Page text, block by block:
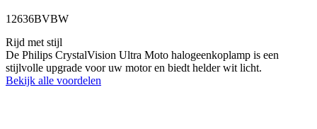
12636BVBW
Rijd met stijl
De Philips CrystalVision Ultra Moto halogeenkoplamp is een
stijlvolle upgrade voor uw motor en biedt helder wit licht.
Bekijk alle voordelen